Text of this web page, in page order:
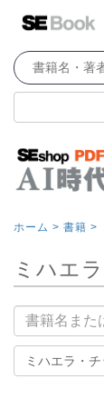
ホーム > 書籍 >
ミハエ
書籍名
ミハエラ・